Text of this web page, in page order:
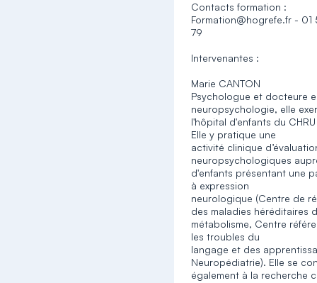
Contacts formation :
Formation@hogrefe.fr -
79
Intervenantes :
Marie CANTON
Psychologue et docteure
neuropsychologie, elle
l'hôpital d'enfants du
Elle y pratique une
activité clinique
neuropsychologiques
d'enfants présentant une
à expression
neurologique (Centre de
des maladies héréditaires
métabolisme, Centre
les troubles du
langage et des
Neuropédiatrie). Elle se
également à la recherche